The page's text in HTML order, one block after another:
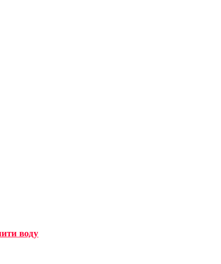
воду